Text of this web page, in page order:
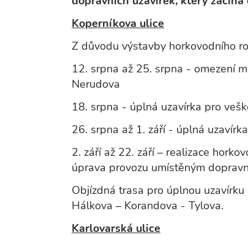
Koperníkova ulice
Z důvodu výstavby horkovodního
12. srpna až 25. srpna - omezení
Nerudova
18. srpna - úplná uzavírka pro
26. srpna až 1. září - úplná
2. září až 22. září – realizace
úprava provozu umístěným
Objízdná trasa pro úplnou
Hálkova – Korandova - Tylova.
Karlovarská ulice